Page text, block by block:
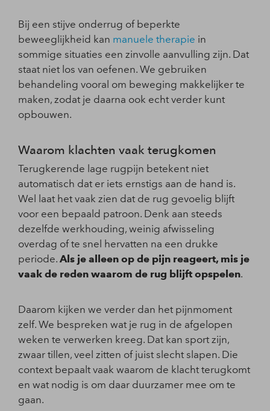
Bij een stijve onderrug of beperkte
beweeglijkheid kan manuele therapie in
sommige situaties een zinvolle aanvulling zijn. Dat
staat niet los van oefenen. We gebruiken
behandeling vooral om beweging makkelijker te
maken, zodat je daarna ook echt verder kunt
opbouwen.
Waarom klachten vaak terugkomen
Terugkerende lage rugpijn betekent niet
automatisch dat er iets ernstigs aan de hand is.
Wel laat het vaak zien dat de rug gevoelig blijft
voor een bepaald patroon. Denk aan steeds
dezelfde werkhouding, weinig afwisseling
overdag of te snel hervatten na een drukke
periode. Als je alleen op de pijn reageert, mis je
vaak de reden waarom de rug blijft opspelen.
Daarom kijken we verder dan het pijnmoment
zelf. We bespreken wat je rug in de afgelopen
weken te verwerken kreeg. Dat kan sport zijn,
zwaar tillen, veel zitten of juist slecht slapen. Die
context bepaalt vaak waarom de klacht terugkomt
en wat nodig is om daar duurzamer mee om te
gaan.